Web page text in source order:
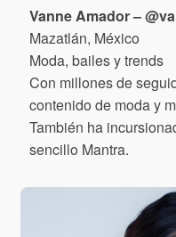
Vanne Amador –
Mazatlán, México
Moda, bailes y trends
Con millones de
contenido de moda y
También ha
sencillo Mantra.